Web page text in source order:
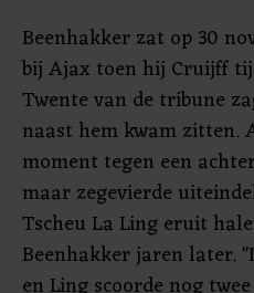
Beenhakker zat op 30
bij Ajax toen hij Cruijff
Twente van de tribune
naast hem kwam zitten.
moment tegen een
maar zegevierde
Tscheu La Ling eruit
Beenhakker jaren later.